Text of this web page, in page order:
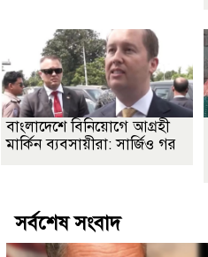
বাংলাদেশে বিনিয়োগে আগ্রহী
মার্কিন ব্যবসায়ীরা: সার্জিও গর
সর্বশেষ সংবাদ